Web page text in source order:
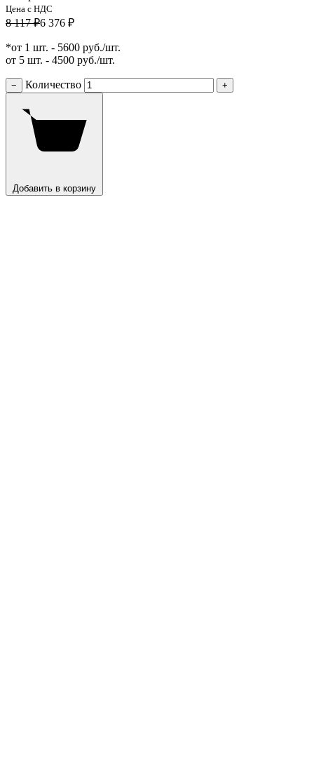
Цена с НДС
8 117 ₽6 376 ₽
*от 1 шт. - 5600 руб./шт.
от 5 шт. - 4500 руб./шт.
− Количество +
Добавить в корзину